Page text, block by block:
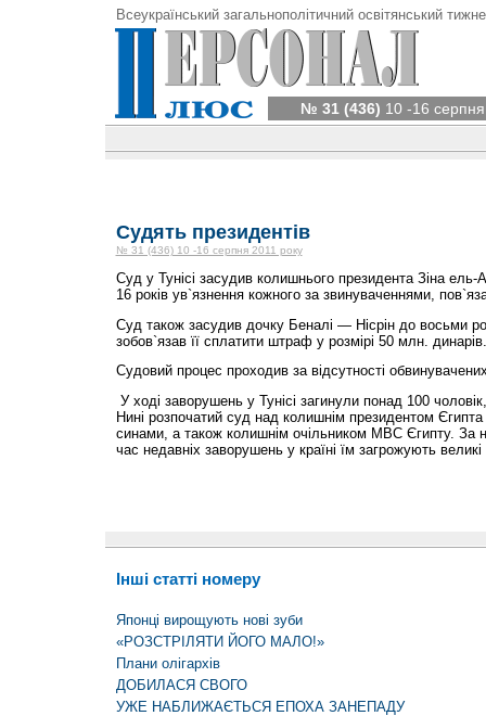
Всеукраїнський загальнополітичний освітянський
№ 31 (436) 10 -16
Судять президентів
№ 31 (436) 10 -16 серпня 2011 року
Суд у Тунісі засудив колишнього президента Зіна ель-
16 років ув`язнення кожного за звинуваченнями,
Суд також засудив дочку Беналі — Нісрін до восьми
зобов`язав її сплатити штраф у розмірі 50 млн. динарів.
Судовий процес проходив за відсутності
У ході заворушень у Тунісі загинули понад 100
Нині розпочатий суд над колишнім президентом
синами, а також колишнім очільником МВС Єгипту. За
час недавніх заворушень у країні їм загрожують
Інші статті номеру
Японці вирощують нові зуби
«РОЗСТРІЛЯТИ ЙОГО МАЛО!»
Плани олігархів
ДОБИЛАСЯ СВОГО
УЖЕ НАБЛИЖАЄТЬСЯ ЕПОХА ЗАНЕПАДУ